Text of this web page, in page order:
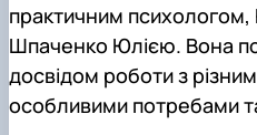
практичним
Шпаченко Юлією. Вона
досвідом роботи з
особливими потребами